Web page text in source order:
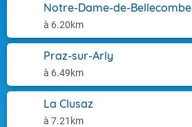
Notre-Dame-de-Bellecombe
à 6.20km
Praz-sur-Arly
à 6.49km
La Clusaz
à 7.21km